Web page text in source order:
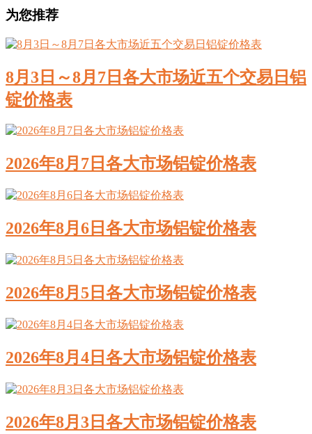
为您推荐
8月3日～8月7日各大市场近五个交易日铝
锭价格表
2026年8月7日各大市场铝锭价格表
2026年8月6日各大市场铝锭价格表
2026年8月5日各大市场铝锭价格表
2026年8月4日各大市场铝锭价格表
2026年8月3日各大市场铝锭价格表